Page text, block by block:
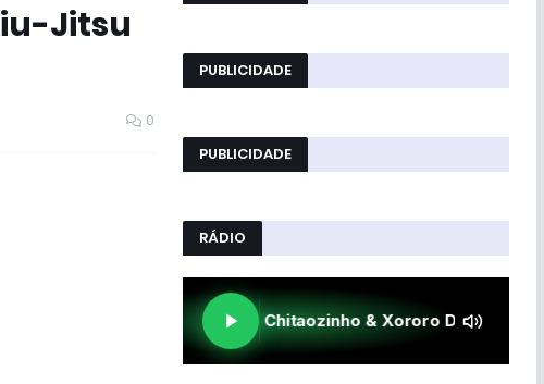
Jitsu
0
PUBLICIDADE
PUBLICIDADE
RÁDIO